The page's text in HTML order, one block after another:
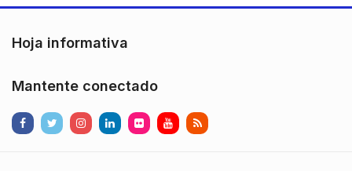
Hoja informativa
Mantente conectado